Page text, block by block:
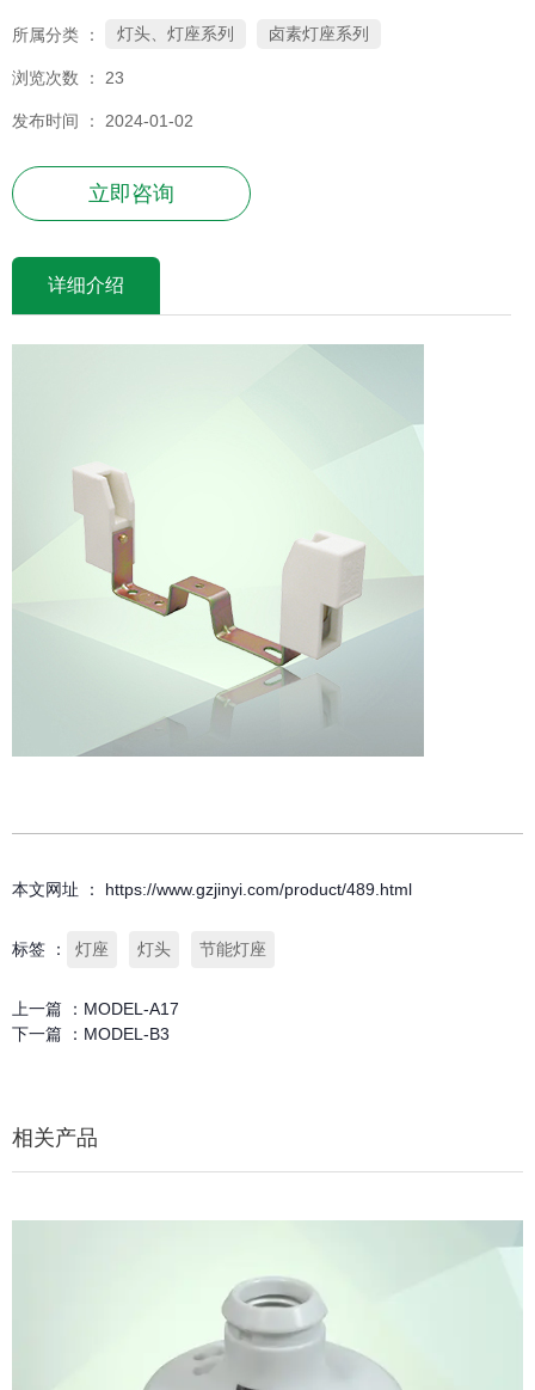
所属分类 ： 灯头、灯座系列 卤素灯座系列
浏览次数 ： 23
发布时间 ： 2024-01-02
立即咨询
详细介绍
本文网址 ： https://www.gzjinyi.com/product/489.html
标签 ： 灯座 灯头 节能灯座
上一篇 ： MODEL-A17
下一篇 ： MODEL-B3
相关产品